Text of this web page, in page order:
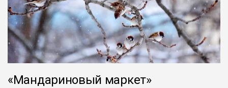
«Мандариновый маркет»